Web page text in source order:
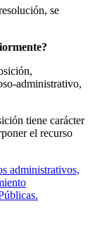
se
administrativo,
tiene carácter
el recurso
administrativos,